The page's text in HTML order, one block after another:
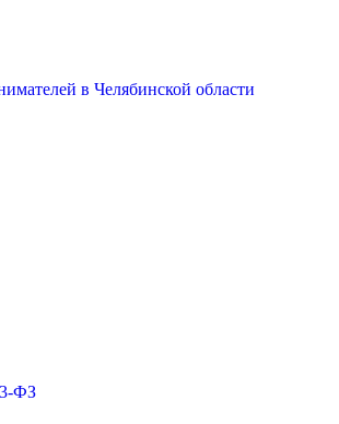
в Челябинской области
ФЗ